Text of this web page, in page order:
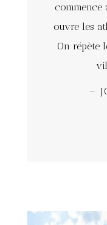
commence
ouvre les
On répète
–